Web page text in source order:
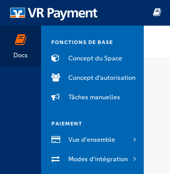
Docs
FONCTIONS DE BASE
Concept du Space
Concept d’autorisation
Tâches manuelles
PAIEMENT
Vue d'ensemble
Modes d'intégration